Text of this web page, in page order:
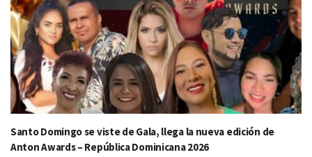
Santo Domingo se viste de Gala, llega la nueva edición de
Anton Awards – República Dominicana 2026